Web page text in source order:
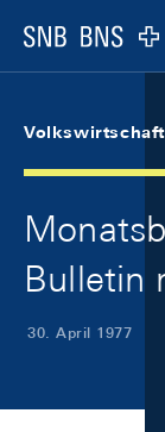
Logo
Bulletin
30. April 1977